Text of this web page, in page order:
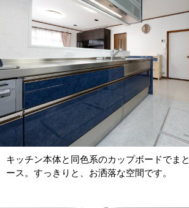
キッチン本体と同色系のカップボードでま
ース。すっきりと、お洒落な空間です。